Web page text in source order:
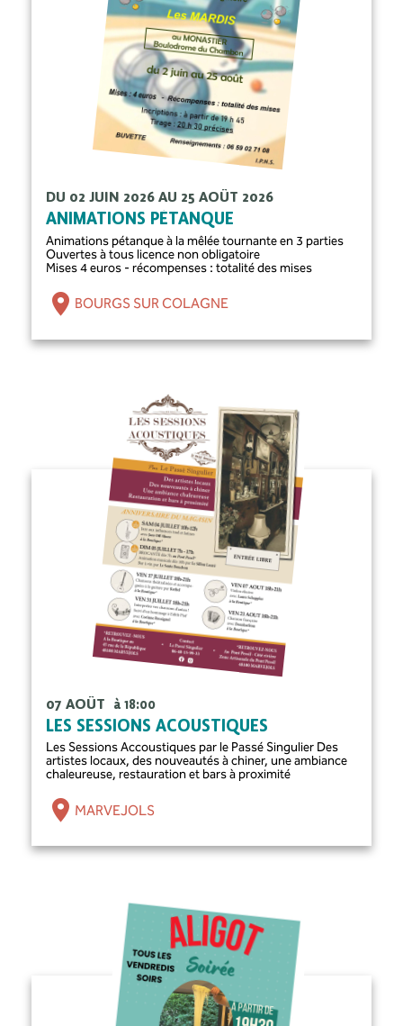
DU 02 JUIN 2026 AU 25 AOÛT 2026
ANIMATIONS PÉTANQUE
Animations pétanque à la mêlée tournante en 3 parties
Ouvertes à tous licence non obligatoire
Mises 4 euros - récompenses : totalité des mises
BOURGS SUR COLAGNE
07 AOÛT à 18:00
LES SESSIONS ACOUSTIQUES
Les Sessions Accoustiques par le Passé Singulier Des
artistes locaux, des nouveautés à chiner, une ambiance
chaleureuse, restauration et bars à proximité
MARVEJOLS